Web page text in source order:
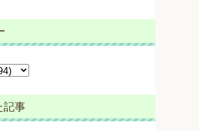
記事